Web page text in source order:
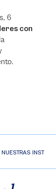
6
con
NUESTRAS